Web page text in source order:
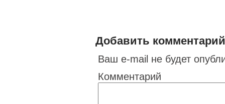
Добавить комментарий
Ваш e-mail не будет
Комментарий